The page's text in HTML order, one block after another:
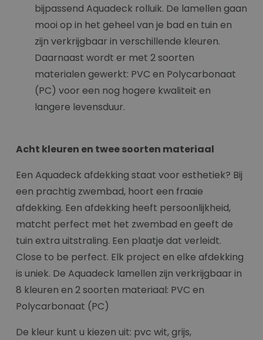
bijpassend Aquadeck rolluik. De lamellen gaan
mooi op in het geheel van je bad en tuin en
zijn verkrijgbaar in verschillende kleuren.
Daarnaast wordt er met 2 soorten
materialen gewerkt: PVC en Polycarbonaat
(PC) voor een nog hogere kwaliteit en
langere levensduur.
Acht kleuren en twee soorten materiaal
Een Aquadeck afdekking staat voor esthetiek? Bij
een prachtig zwembad, hoort een fraaie
afdekking. Een afdekking heeft persoonlijkheid,
matcht perfect met het zwembad en geeft de
tuin extra uitstraling. Een plaatje dat verleidt.
Close to be perfect. Elk project en elke afdekking
is uniek. De Aquadeck lamellen zijn verkrijgbaar in
8 kleuren en 2 soorten materiaal: PVC en
Polycarbonaat (PC)
De kleur kunt u kiezen uit: pvc wit, grijs,